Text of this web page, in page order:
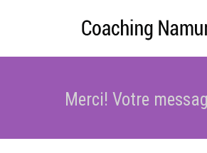
Merci! Votre